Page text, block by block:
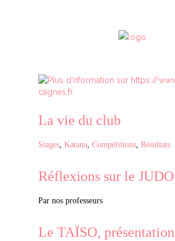
La vie du club
Stages, Katana, Compétitions, Résultats
Réflexions sur le JUDO
Par nos professeurs
Le TAÏSO, présentation